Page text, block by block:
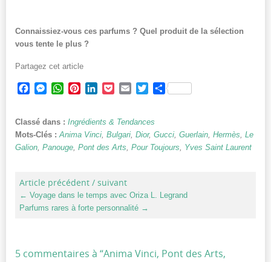
Connaissiez-vous ces parfums ? Quel produit de la sélection
vous tente le plus ?
Partagez cet article
Facebook
Messenger
WhatsApp
PinterestLinkedInPocketEmailTwitterPartager
Classé dans : Ingrédients & Tendances
Mots-Clés :Anima Vinci, Bulgari, Dior, Gucci, Guerlain, Hermès, Le
Galion, Panouge, Pont des Arts, Pour Toujours, Yves Saint Laurent
Article précédent / suivant
← Voyage dans le temps avec Oriza L. Legrand
Parfums rares à forte personnalité →
5 commentaires à “Anima Vinci, Pont des Arts,